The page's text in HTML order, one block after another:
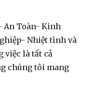
An Toàn- Kinh
Nhiệt tình và
việc là tất cả
chúng tôi mang